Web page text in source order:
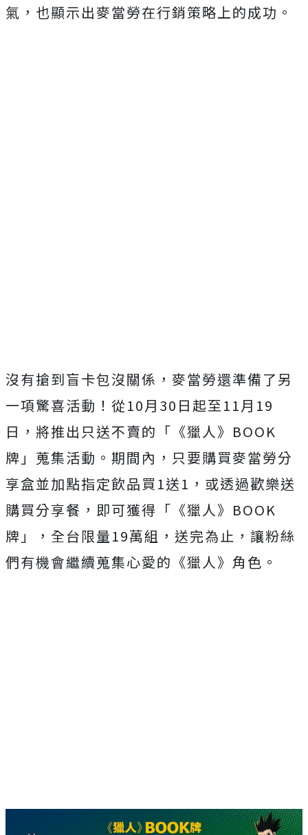
氣，也顯示出麥當勞在行銷策略上的成功。
沒有搶到盲卡包沒關係，麥當勞還準備了另
一項驚喜活動！從10月30日起至11月19
日，將推出只送不賣的「《獵人》BOOK
牌」蒐集活動。期間內，只要購買麥當勞分
享盒並加點指定飲品買1送1，或透過歡樂送
購買分享餐，即可獲得「《獵人》BOOK
牌」，全台限量19萬組，送完為止，讓粉絲
們有機會繼續蒐集心愛的《獵人》角色。